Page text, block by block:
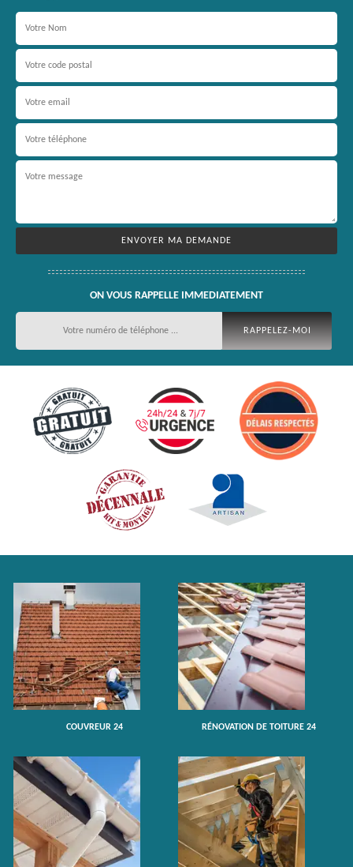
ON VOUS RAPPELLE IMMEDIATEMENT
COUVREUR 24 RÉNOVATION DE TOITURE 24